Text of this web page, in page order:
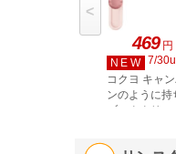
469 円
NEW 7/
コクヨ キャ
ンのように持
ブッククリッ
<